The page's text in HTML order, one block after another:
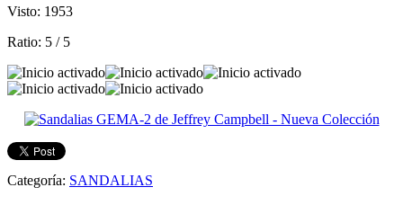
Visto: 1953
Ratio: 5 / 5
Categoría: SANDALIAS